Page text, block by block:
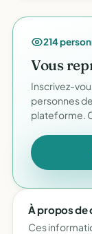
214
Vous
Inscrivez-
personnes
plateforme.
À propos de
Ces